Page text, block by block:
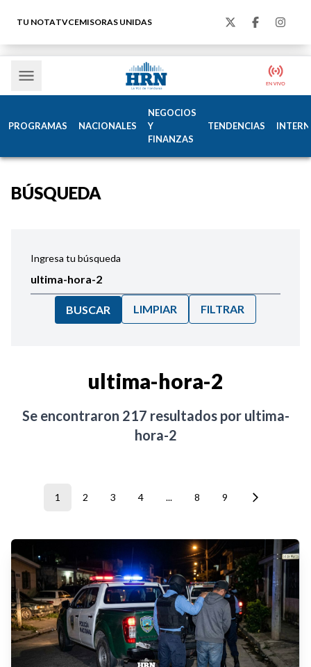
TU NOTATVCEMISORAS UNIDAS
PROGRAMAS NACIONALES
NEGOCIOS
Y
FINANZAS
TENDENCIAS
BÚSQUEDA
Ingresa tu búsqueda
BUSCAR LIMPIAR FILTRAR
ultima-hora-2
Se encontraron 217 resultados por ultima-
hora-2
1 2 3 4 ... 8 9